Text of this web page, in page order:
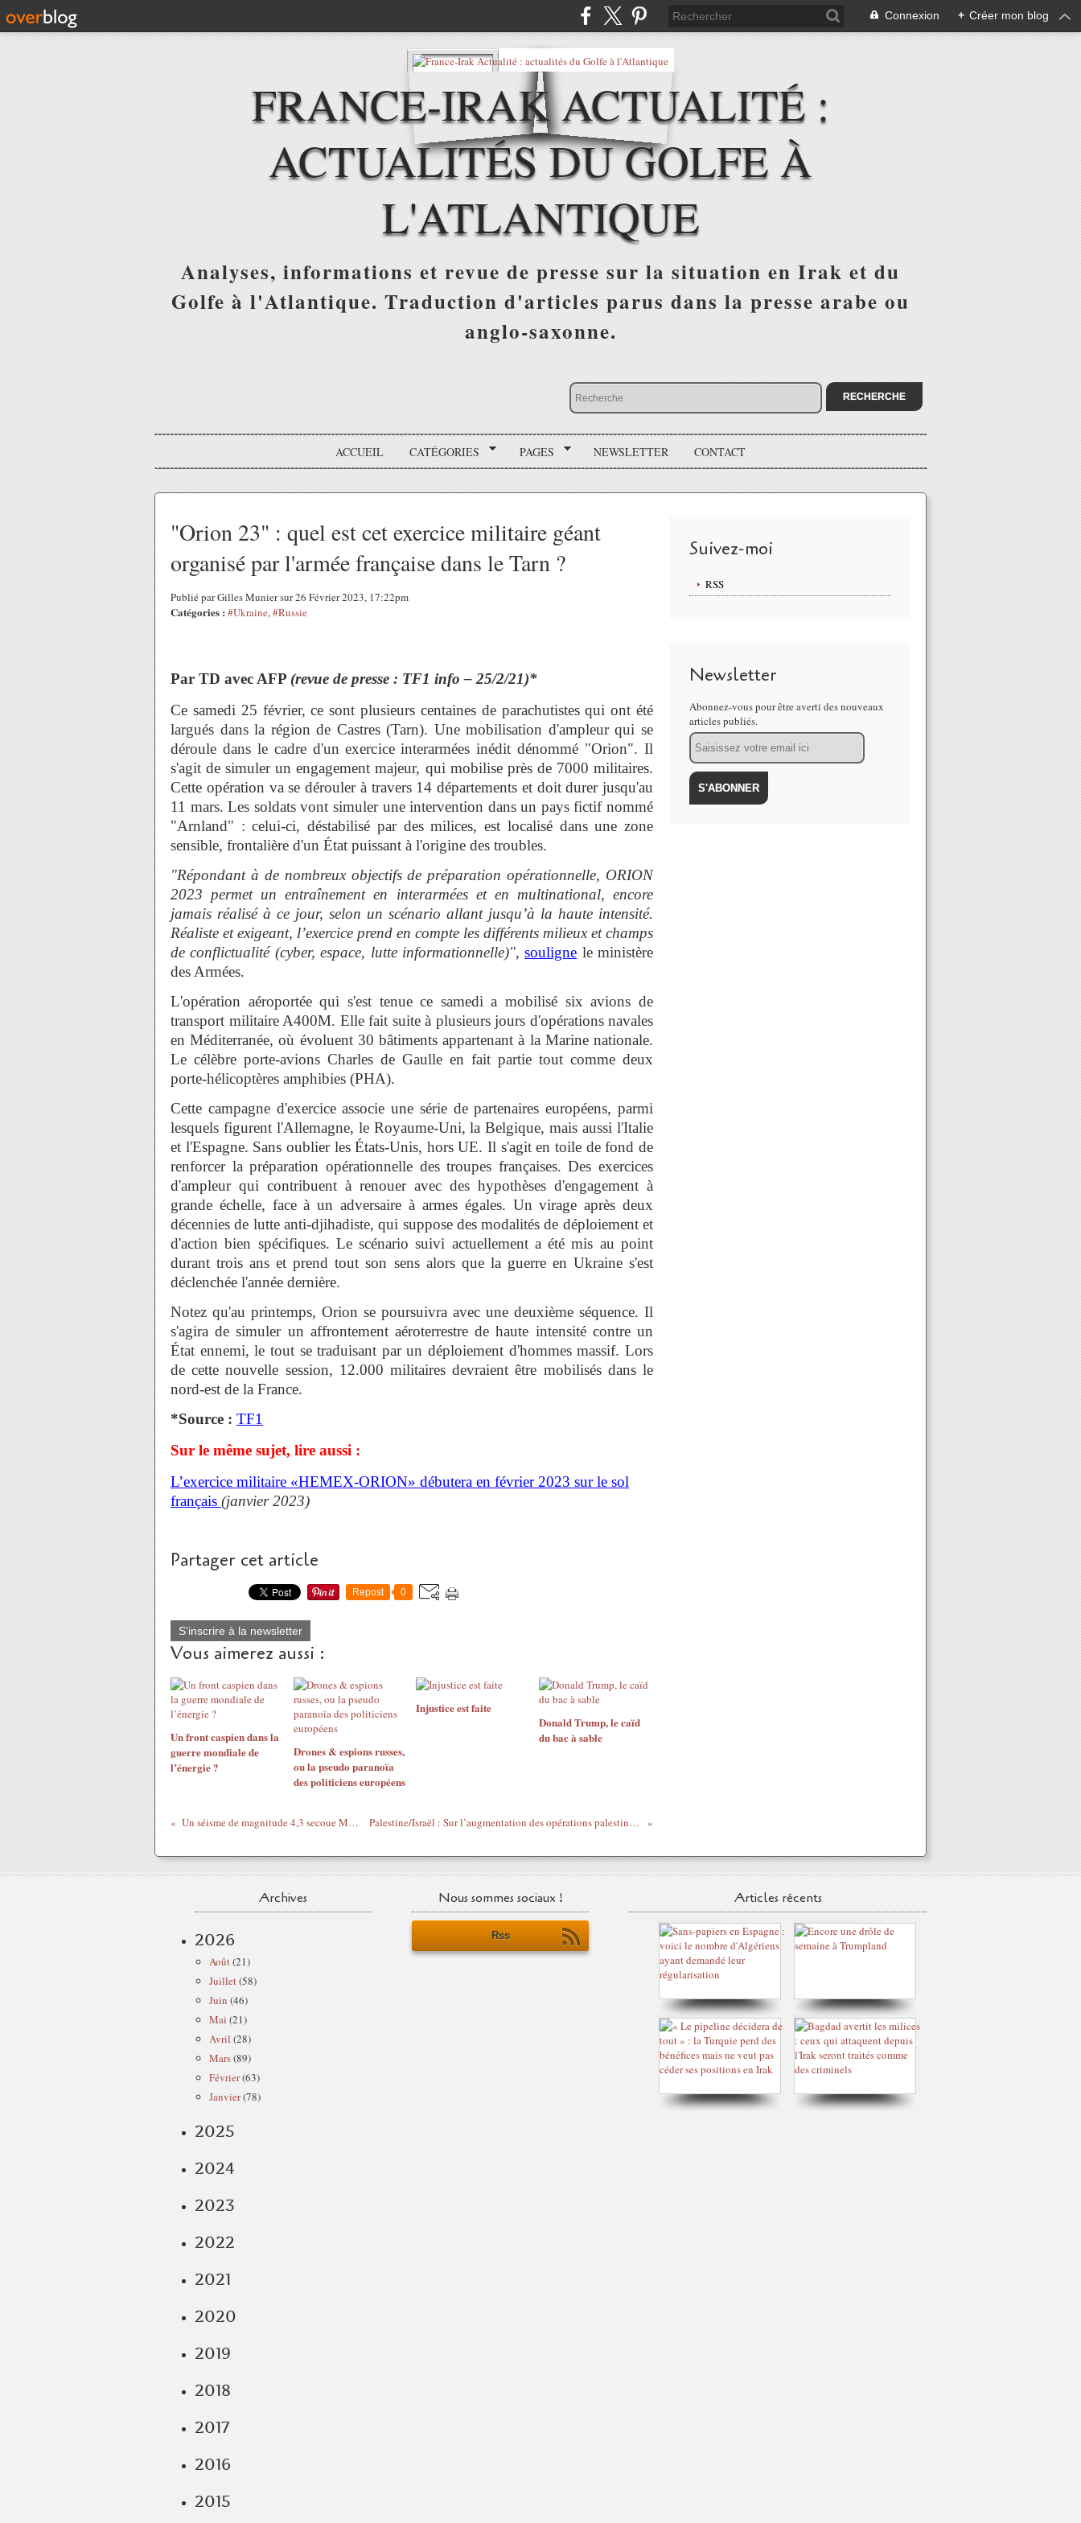
Connexion + Créer mon blog
FRANCE-IRAK ACTUALITÉ :
ACTUALITÉS DU GOLFE À
L'ATLANTIQUE
Analyses, informations et revue de presse sur la situation en Irak et du
Golfe à l'Atlantique. Traduction d'articles parus dans la presse arabe ou
anglo-saxonne.
ACCUEIL CATÉGORIES PAGES NEWSLETTER CONTACT
"Orion 23" : quel est cet exercice militaire géant
organisé par l'armée française dans le Tarn ?
Publié par Gilles Munier sur 26 Février 2023, 17:22pm
Catégories : #Ukraine,#Russie
Par TD avec AFP (revue de presse : TF1 info – 25/2/21)*
Ce samedi 25 février, ce sont plusieurs centaines de parachutistes qui ont été
largués dans la région de Castres (Tarn). Une mobilisation d'ampleur qui se
déroule dans le cadre d'un exercice interarmées inédit dénommé "Orion". Il
s'agit de simuler un engagement majeur, qui mobilise près de 7000 militaires.
Cette opération va se dérouler à travers 14 départements et doit durer jusqu'au
11 mars. Les soldats vont simuler une intervention dans un pays fictif nommé
"Arnland" : celui-ci, déstabilisé par des milices, est localisé dans une zone
sensible, frontalière d'un État puissant à l'origine des troubles.
"Répondant à de nombreux objectifs de préparation opérationnelle, ORION
2023 permet un entraînement en interarmées et en multinational, encore
jamais réalisé à ce jour, selon un scénario allant jusqu’à la haute intensité.
Réaliste et exigeant, l’exercice prend en compte les différents milieux et champs
de conflictualité (cyber, espace, lutte informationnelle)",souligne le ministère
des Armées.
L'opération aéroportée qui s'est tenue ce samedi a mobilisé six avions de
transport militaire A400M. Elle fait suite à plusieurs jours d'opérations navales
en Méditerranée, où évoluent 30 bâtiments appartenant à la Marine nationale.
Le célèbre porte-avions Charles de Gaulle en fait partie tout comme deux
porte-hélicoptères amphibies (PHA).
Cette campagne d'exercice associe une série de partenaires européens, parmi
lesquels figurent l'Allemagne, le Royaume-Uni, la Belgique, mais aussi l'Italie
et l'Espagne. Sans oublier les États-Unis, hors UE. Il s'agit en toile de fond de
renforcer la préparation opérationnelle des troupes françaises. Des exercices
d'ampleur qui contribuent à renouer avec des hypothèses d'engagement à
grande échelle, face à un adversaire à armes égales. Un virage après deux
décennies de lutte anti-djihadiste, qui suppose des modalités de déploiement et
d'action bien spécifiques. Le scénario suivi actuellement a été mis au point
durant trois ans et prend tout son sens alors que la guerre en Ukraine s'est
déclenchée l'année dernière.
Notez qu'au printemps, Orion se poursuivra avec une deuxième séquence. Il
s'agira de simuler un affrontement aéroterrestre de haute intensité contre un
État ennemi, le tout se traduisant par un déploiement d'hommes massif. Lors
de cette nouvelle session, 12.000 militaires devraient être mobilisés dans le
nord-est de la France.
*Source : TF1
Sur le même sujet, lire aussi :
L’exercice militaire «HEMEX-ORION» débutera en février 2023 sur le sol
français (janvier 2023)
Partager cet article
Repost 0
S'inscrire à la newsletter
Vous aimerez aussi :
Un front caspien dans la
guerre mondiale de
l’énergie ?
Drones & espions russes,
ou la pseudo paranoïa
des politiciens européens
Injustice est faite
Donald Trump, le caïd
du bac à sable
Un séisme de magnitude 4,3 secoue Mossoul en Irak Palestine/Israël : Sur l’augmentation des opérations palestiniennes individuelles
Suivez-moi
RSS
Newsletter
Abonnez-vous pour être averti des nouveaux
articles publiés.
Email
Archives
2026
Août(21)
Juillet(58)
Juin (46)
Mai (21)
Avril (28)
Mars(89)
Février(63)
Janvier(78)
2025
2024
2023
2022
2021
2020
2019
2018
2017
2016
2015
Nous sommes sociaux !
Rss
Articles récents